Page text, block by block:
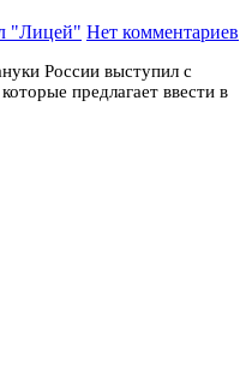
"Лицей" Нет комментариев
России выступил с
предлагает ввести в